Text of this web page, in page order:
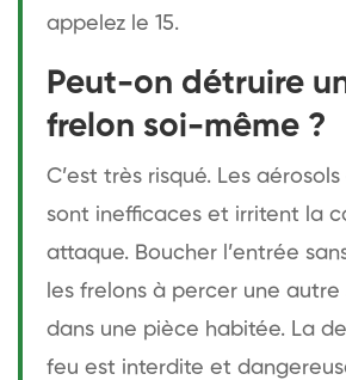
appelez le 15.
Peut-on détruire
frelon soi-même ?
C’est très risqué. Les
sont inefficaces et irritent la
attaque. Boucher l’entrée
les frelons à percer une
dans une pièce habitée. La
feu est interdite et